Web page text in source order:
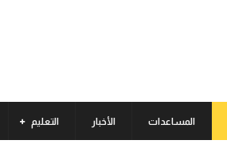
المساعدات الأخبار التعليم